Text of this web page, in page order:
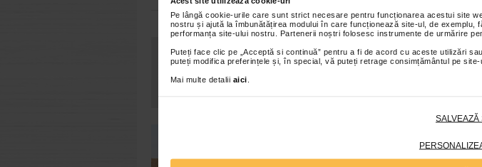
Pe lângă cookie-urile care sunt strict necesare pentru funcționarea acestui site
nostru și ajută la îmbunătățirea modului în care funcționează site-ul, de
performanța site-ului nostru. Partenerii noștri folosesc instrumente de urmărire
Puteți face clic pe „Acceptă si continuă” pentru a fi de acord cu aceste utilizări
puteți modifica preferințele și, în special, vă puteți retrage consimțământul pe
Mai multe detalii aici
SALVEAZĂ
*Pentru pret te asteptam in cea mai apropiata
VEZI PRODUSE DIN